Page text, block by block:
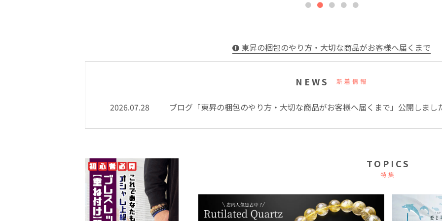
東昇の梱包のやり方・大切な商品がお客様へ届くまで
NEWS 新着情報
2026.07.28 ブログ「東昇の梱包のやり方・大切な商品がお客様へ届くまで」公開しまし
TOPICS
特集